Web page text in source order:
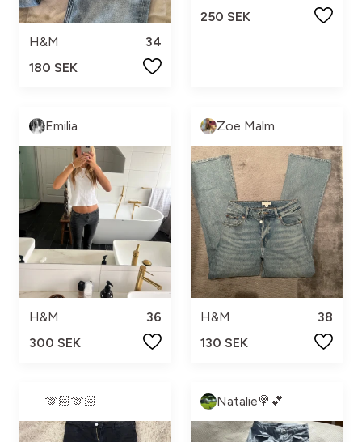
H&M
34
180 SEK
250 SEK
Emilia
H&M
36
300 SEK
Zoe Malm
H&M
38
130 SEK
🫶🏻🫶🏻 Natalie🍭💕